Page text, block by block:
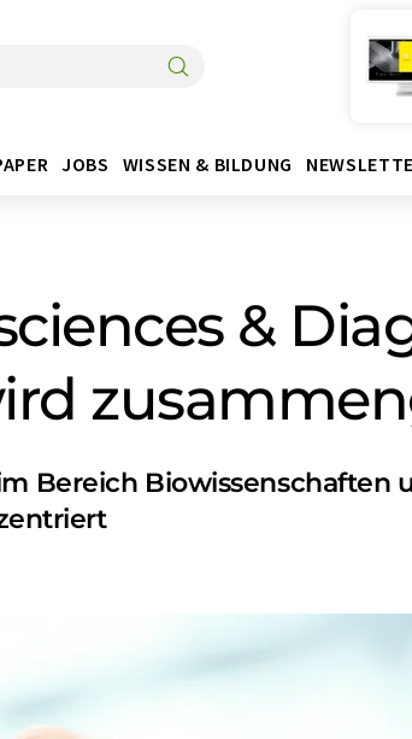
JOBS WISSEN & BILDUNG
&
Bereich Biowissenschaften